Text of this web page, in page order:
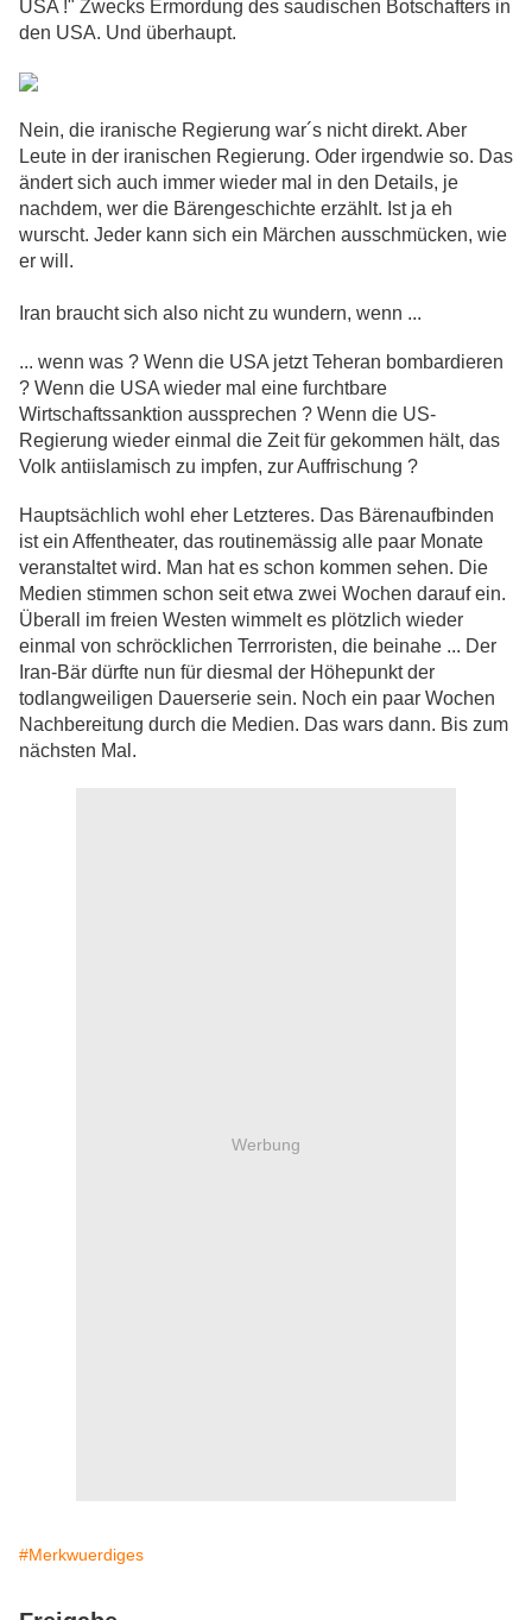
USA !" Zwecks Ermordung des saudischen Botschafters in
den USA. Und überhaupt.
Nein, die iranische Regierung war´s nicht direkt. Aber
Leute in der iranischen Regierung. Oder irgendwie so. Das
ändert sich auch immer wieder mal in den Details, je
nachdem, wer die Bärengeschichte erzählt. Ist ja eh
wurscht. Jeder kann sich ein Märchen ausschmücken, wie
er will.
Iran braucht sich also nicht zu wundern, wenn ...
... wenn was ? Wenn die USA jetzt Teheran bombardieren
? Wenn die USA wieder mal eine furchtbare
Wirtschaftssanktion aussprechen ? Wenn die US-
Regierung wieder einmal die Zeit für gekommen hält, das
Volk antiislamisch zu impfen, zur Auffrischung ?
Hauptsächlich wohl eher Letzteres. Das Bärenaufbinden
ist ein Affentheater, das routinemässig alle paar Monate
veranstaltet wird. Man hat es schon kommen sehen. Die
Medien stimmen schon seit etwa zwei Wochen darauf ein.
Überall im freien Westen wimmelt es plötzlich wieder
einmal von schröcklichen Terrroristen, die beinahe ... Der
Iran-Bär dürfte nun für diesmal der Höhepunkt der
todlangweiligen Dauerserie sein. Noch ein paar Wochen
Nachbereitung durch die Medien. Das wars dann. Bis zum
nächsten Mal.
Werbung
#Merkwuerdiges